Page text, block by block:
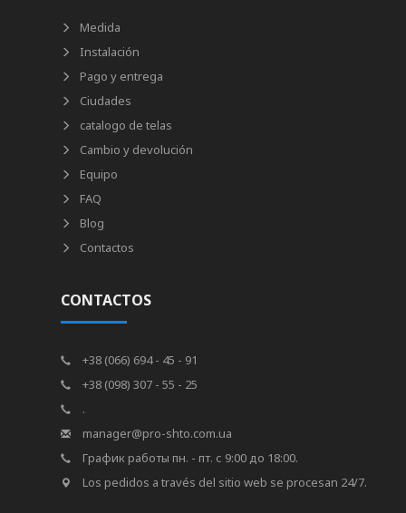
Medida
Instalación
Pago y entrega
Ciudades
catalogo de telas
Cambio y devolución
Equipo
FAQ
Blog
Contactos
CONTACTOS
+38 (066) 694 - 45 - 91
+38 (098) 307 - 55 - 25
.
manager@pro-shto.com.ua
График работы пн. - пт. с 9:00 до 18:00.
Los pedidos a través del sitio web se procesan 24/7.